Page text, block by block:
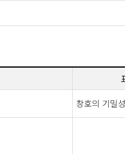
표
창호의 기밀성